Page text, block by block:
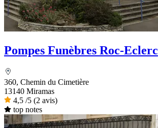
Pompes Funèbres Roc-Eclerc
360, Chemin du Cimetière
13140 Miramas
4,5 /5 (2 avis)
top notes